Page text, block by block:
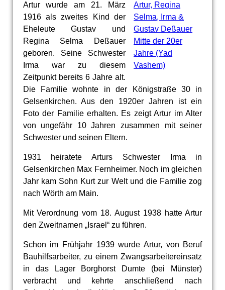
Artur, Regina
Selma, Irma &
Gustav Deßauer
Mitte der 20er
Jahre (Yad
Vashem)
Artur wurde am 21. März
1916 als zweites Kind der
Eheleute Gustav und
Regina Selma Deßauer
geboren. Seine Schwester
Irma war zu diesem
Zeitpunkt bereits 6 Jahre alt.
Die Familie wohnte in der Königstraße 30 in
Gelsenkirchen. Aus den 1920er Jahren ist ein
Foto der Familie erhalten. Es zeigt Artur im Alter
von ungefähr 10 Jahren zusammen mit seiner
Schwester und seinen Eltern.
1931 heiratete Arturs Schwester Irma in
Gelsenkirchen Max Fernheimer. Noch im gleichen
Jahr kam Sohn Kurt zur Welt und die Familie zog
nach Wörth am Main.
Mit Verordnung vom 18. August 1938 hatte Artur
den Zweitnamen „Israel“ zu führen.
Schon im Frühjahr 1939 wurde Artur, von Beruf
Bauhilfsarbeiter, zu einem Zwangsarbeitereinsatz
in das Lager Borghorst Dumte (bei Münster)
verbracht und kehrte anschließend nach